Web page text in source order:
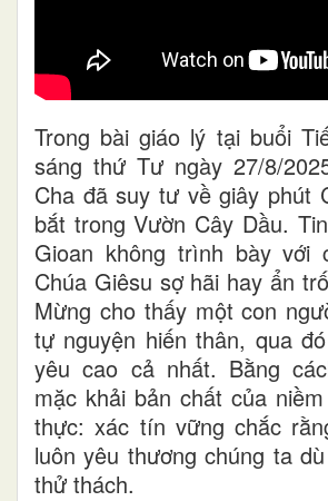
Trong bài giáo lý tại buổi
sáng thứ Tư ngày 27/8/
Cha đã suy tư về giây phút
bắt trong Vườn Cây Dầu.
Gioan không trình bày với
Chúa Giêsu sợ hãi hay ẩn
Mừng cho thấy một con
tự nguyện hiến thân, qua
yêu cao cả nhất. Bằng
mặc khải bản chất của
thực: xác tín vững chắc
luôn yêu thương chúng ta
thử thách.